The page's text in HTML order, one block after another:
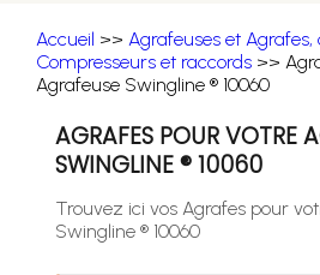
Accueil >> Agrafeuses et Agrafes,
Compresseurs et raccords >>
Agrafeuse Swingline ® 10060
AGRAFES POUR VOTRE
SWINGLINE ® 10060
Trouvez ici vos Agrafes pour
Swingline ® 10060